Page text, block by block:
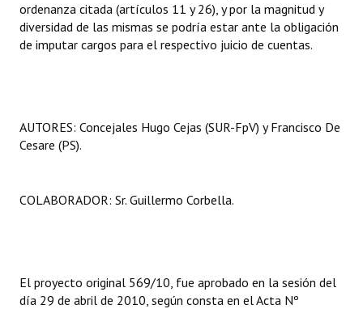
ordenanza citada (artículos 11 y 26), y por la magnitud y
diversidad de las mismas se podría estar ante la obligación
de imputar cargos para el respectivo juicio de cuentas.
AUTORES: Concejales Hugo Cejas (SUR-FpV) y Francisco De
Cesare (PS).
COLABORADOR: Sr. Guillermo Corbella.
El proyecto original 569/10, fue aprobado en la sesión del
día 29 de abril de 2010, según consta en el Acta Nº